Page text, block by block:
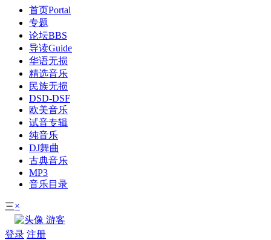
首页Portal
专题
论坛BBS
导读Guide
华语无损
精选音乐
民族无损
DSD-DSF
欧美音乐
试音专辑
纯音乐
DJ舞曲
古典音乐
MP3
音乐目录
三×
游客
登录 注册